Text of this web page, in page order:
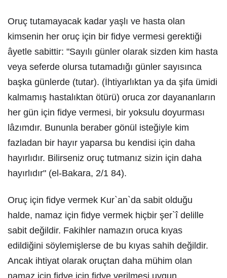
Oruç tutamayacak kadar yaşlı ve hasta olan
kimsenin her oruç için bir fidye vermesi gerektiği
âyetle sabittir: "Sayılı günler olarak sizden kim hasta
veya seferde olursa tutamadığı günler sayısınca
başka günlerde (tutar). (İhtiyarlıktan ya da şifa ümidi
kalmamış hastalıktan ötürü) oruca zor dayananların
her gün için fidye vermesi, bir yoksulu doyurması
lâzımdır. Bununla beraber gönül isteğiyle kim
fazladan bir hayır yaparsa bu kendisi için daha
hayırlıdır. Bilirseniz oruç tutmanız sizin için daha
hayırlıdır" (el-Bakara, 2/1 84).
Oruç için fidye vermek Kur`an`da sabit olduğu
halde, namaz için fidye vermek hiçbir şer`î delille
sabit değildir. Fakihler namazın oruca kıyas
edildiğini söylemişlerse de bu kıyas sahih değildir.
Ancak ihtiyat olarak oruçtan daha mühim olan
namaz için fidye için fidye verilmesi uygun